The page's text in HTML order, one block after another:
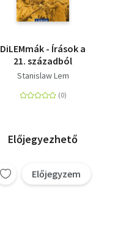
DiLEMmák - Írások a
21. századból
Stanislaw Lem
Előjegyezhető
Előjegyzem